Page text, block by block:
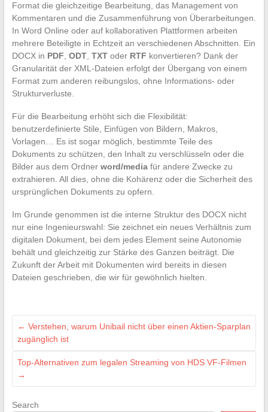
Format die gleichzeitige Bearbeitung, das Management von
Kommentaren und die Zusammenführung von Überarbeitungen.
In Word Online oder auf kollaborativen Plattformen arbeiten
mehrere Beteiligte in Echtzeit an verschiedenen Abschnitten. Ein
DOCX in PDF ODT, TXToder RTF konvertieren? Dank der
Granularität der XML-Dateien erfolgt der Übergang von einem
Format zum anderen reibungslos, ohne Informations- oder
Strukturverluste.
Für die Bearbeitung erhöht sich die Flexibilität:
benutzerdefinierte Stile, Einfügen von Bildern, Makros,
Vorlagen… Es ist sogar möglich, bestimmte Teile des
Dokuments zu schützen, den Inhalt zu verschlüsseln oder die
Bilder aus dem Ordner word/mediafür andere Zwecke zu
extrahieren. All dies, ohne die Kohärenz oder die Sicherheit des
ursprünglichen Dokuments zu opfern.
Im Grunde genommen ist die interne Struktur des DOCX nicht
nur eine Ingenieurswahl: Sie zeichnet ein neues Verhältnis zum
digitalen Dokument, bei dem jedes Element seine Autonomie
behält und gleichzeitig zur Stärke des Ganzen beiträgt. Die
Zukunft der Arbeit mit Dokumenten wird bereits in diesen
Dateien geschrieben, die wir für gewöhnlich hielten.
← Verstehen, warum Unibail nicht über einen Aktien-Sparplan
zugänglich ist
Top-Alternativen zum legalen Streaming von HDS VF-Filmen
→
Search